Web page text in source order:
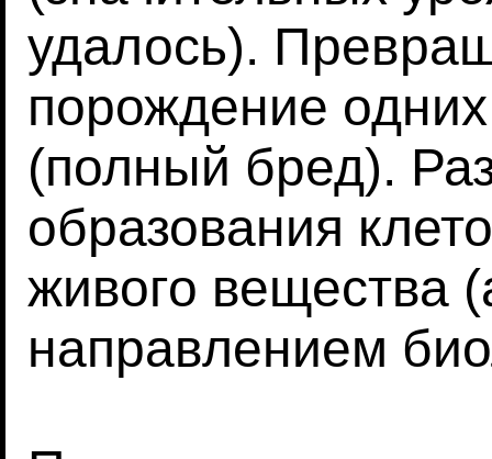
удалось).
порождение
(полный бред).
образования
живого вещества
направлением